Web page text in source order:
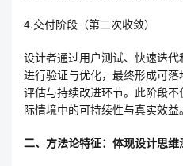
4.交付阶段（第二次收敛）
设计者通过用户测试、快速迭
进行验证与优化，最终形成可落
评估与持续改进环节。此阶段
际情境中的可持续性与真实效益。
二、方法论特征：体现设计思维